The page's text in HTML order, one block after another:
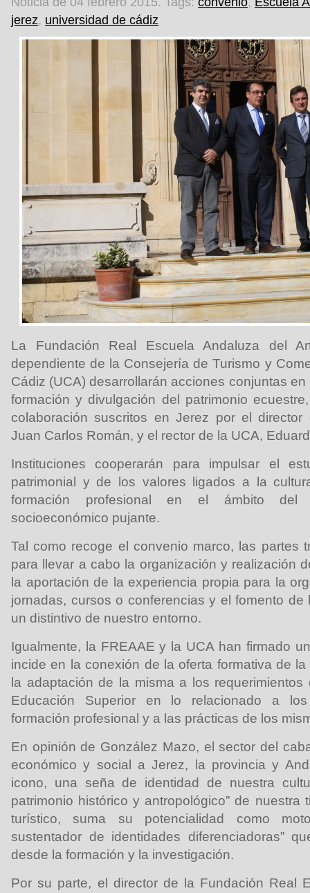
jerez, universidad de cádiz
La Fundación Real Escuela Andaluza del
dependiente de la Consejería de Turismo y
Cádiz (UCA) desarrollarán acciones conjuntas
formación y divulgación del patrimonio
colaboración suscritos en Jerez por el
Juan Carlos Román, y el rector de la UCA,
Instituciones cooperarán para impulsar el
patrimonial y de los valores ligados a la
formación profesional en el ámbito del
socioeconómico pujante.
Tal como recoge el convenio marco, las partes
para llevar a cabo la organización y realización
la aportación de la experiencia propia para la
jornadas, cursos o conferencias y el fomento de
un distintivo de nuestro entorno.
Igualmente, la FREAAE y la UCA han firmado
incide en la conexión de la oferta formativa de
la adaptación de la misma a los
Educación Superior en lo relacionado a
formación profesional y a las prácticas de los
En opinión de González Mazo, el sector del
económico y social a Jerez, la provincia y
icono, una seña de identidad de nuestra
patrimonio histórico y antropológico” de nuestra
turístico, suma su potencialidad como
sustentador de identidades diferenciadoras”
desde la formación y la investigación.
Por su parte, el director de la Fundación Real